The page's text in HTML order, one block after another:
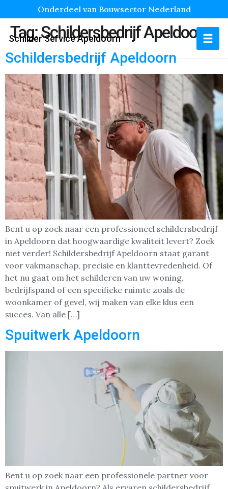
Onderdeel van Bouwsector Nederland
Schilder Service Apeldoorn
Tag:Schildersbedrijf Apeldoorn
Schildersbedrijf Apeldoorn
Bent u op zoek naar een professioneel schildersbedrijf
in Apeldoorn dat hoogwaardige kwaliteit levert? Zoek
niet verder! Schildersbedrijf Apeldoorn staat garant
voor vakmanschap, precisie en klanttevredenheid. Of
het nu gaat om het schilderen van uw woning,
bedrijfspand of een specifieke ruimte zoals de
woonkamer of gevel, wij maken van elke klus een
succes. Van alle […]
Spuitwerk Apeldoorn
Bent u op zoek naar een professionele partner voor